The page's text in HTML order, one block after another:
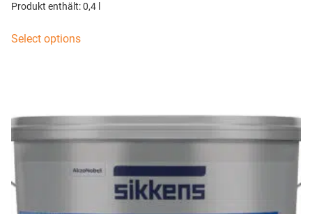
Produkt enthält: 0,4 l
Select options